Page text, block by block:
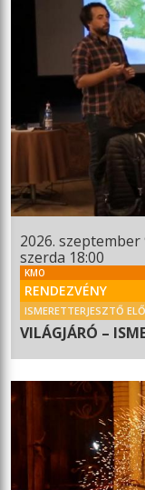
2026. szeptember
szerda 18:00
KMO
RENDEZVÉNY
ISMERETTERJESZTŐ
VILÁGJÁRÓ –